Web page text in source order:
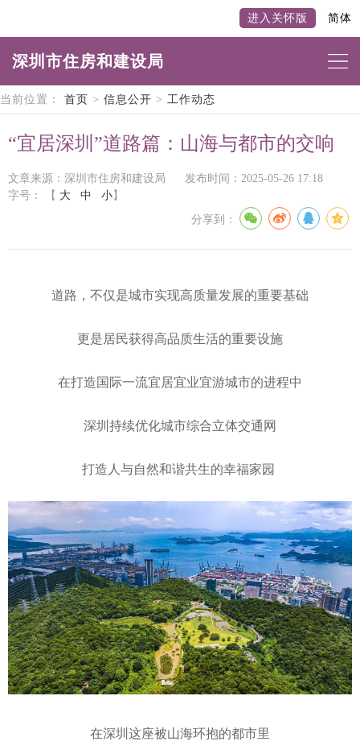
进入关怀版 简体
深圳市住房和建设局
当前位置： 首页 > 信息公开 > 工作动态
“宜居深圳”道路篇：山海与都市的交响
文章来源：深圳市住房和建设局
发布时间：2025-05-26 17:18
字号：
【 大 中 小 】
分享到：
道路，不仅是城市实现高质量发展的重要基础
更是居民获得高品质生活的重要设施
在打造国际一流宜居宜业宜游城市的进程中
深圳持续优化城市综合立体交通网
打造人与自然和谐共生的幸福家园
在深圳这座被山海环抱的都市里